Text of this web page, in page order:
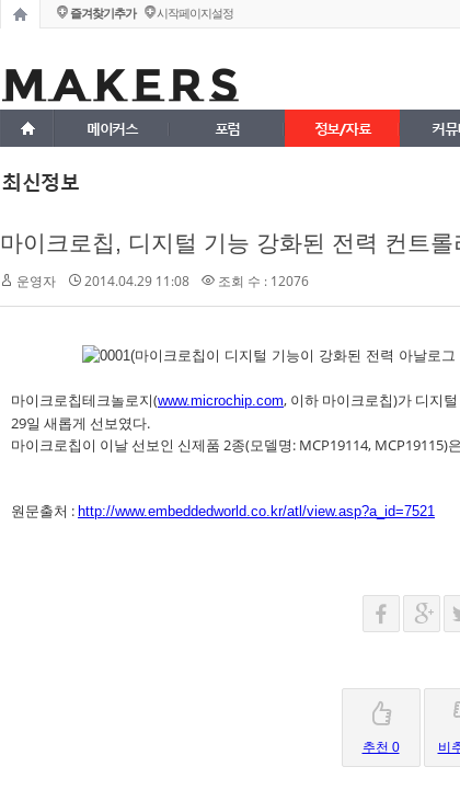
즐겨찾기추가 시작페이지설정
메이커스 포럼 정보/자료 커
최신정보
마이크로칩, 디지털 기능 강화된 전력 컨트롤
운영자 2014.04.29 11:08 조회 수 : 12076
마이크로칩테크놀로지(www.microchip.com, 이하 마이크로칩)가 디지
29일 새롭게 선보였다.
마이크로칩이 이날 선보인 신제품 2종(모델명: MCP19114, MCP19115)
원문출처 : http://www.embeddedworld.co.kr/atl/view.asp?a_id=7521
추천 0 비